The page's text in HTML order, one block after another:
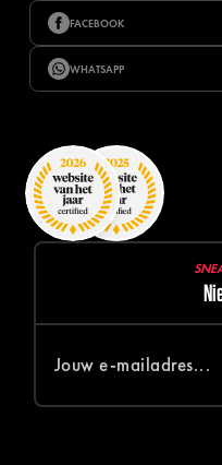
FACEBOOK
WHATSAPP